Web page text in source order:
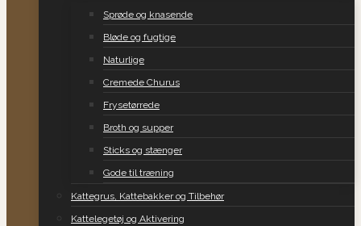
Sprøde og knasende
Bløde og fugtige
Naturlige
Cremede Churus
Frysetørrede
Broth og supper
Sticks og stænger
Gode til træning
Kattegrus, Kattebakker og Tilbehør
Kattelegetøj og Aktivering